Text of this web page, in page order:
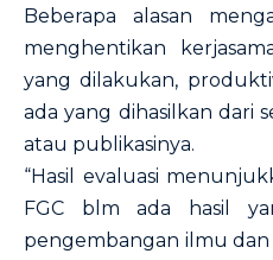
Beberapa alasan
menghentikan
yang dilakukan,
ada yang dihasilkan dari
atau publikasinya.
“Hasil evaluasi
FGC blm ada hasil
pengembangan ilmu dan